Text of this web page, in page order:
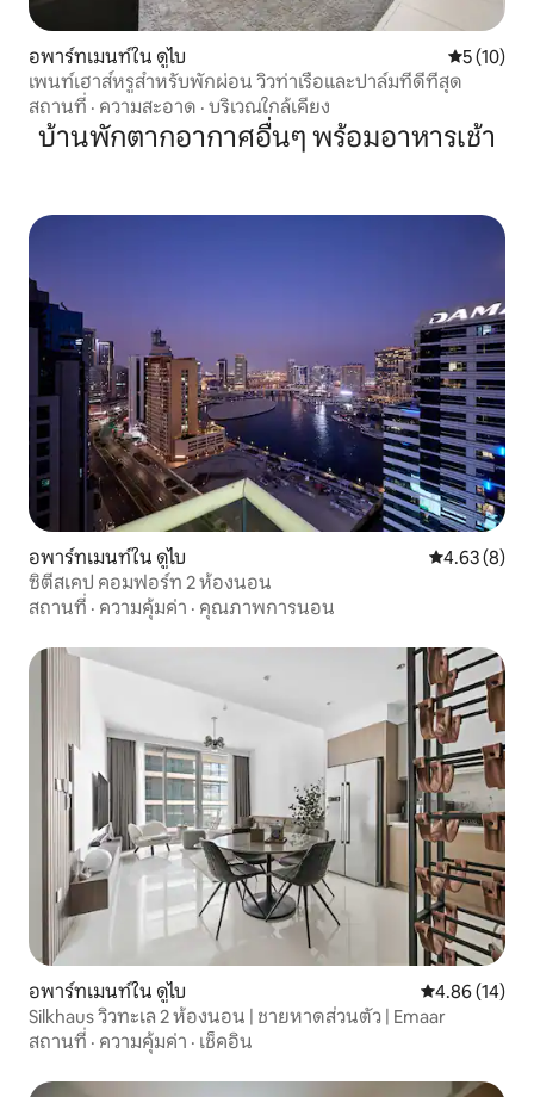
อพาร์ทเมนท์ใน ดูไบ คะแนนเฉลี่
5 (10)
เพนท์เฮาส์หรูสำหรับพักผ่อน วิวท่าเรือและปาล์มที่ดีที่สุด
สถานที่ · ความสะอาด · บริเวณใกล้เคียง
บ้านพักตากอากาศอื่นๆ พร้อมอาหารเช้า
อพาร์ทเมนท์ใน ดูไบ คะแนนเฉลี่ย
4.63 (8)
ซิตี้สเคป คอมฟอร์ท 2 ห้องนอน
สถานที่ · ความคุ้มค่า · คุณภาพการนอน
อพาร์ทเมนท์ใน ดูไบ คะแนนเฉลี่ย
4.86 (14)
Silkhaus วิวทะเล 2 ห้องนอน | ชายหาดส่วนตัว | Emaar
สถานที่ · ความคุ้มค่า · เช็คอิน